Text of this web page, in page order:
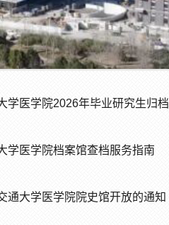
医学院2026年毕业研究生归档须知
学医学院档案馆查档服务指南
通大学医学院院史馆开放的通知